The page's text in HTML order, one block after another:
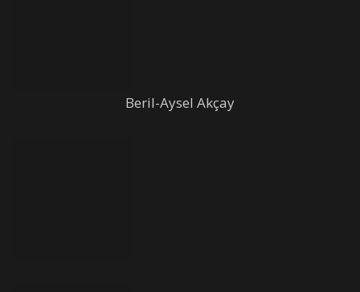
Beril-Aysel Akçay